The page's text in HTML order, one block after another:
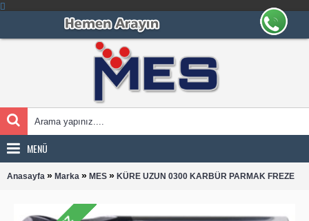
MENÜ
Anasayfa » Marka » MES » KÜRE UZUN 0300 KARBÜR PARMAK FREZE